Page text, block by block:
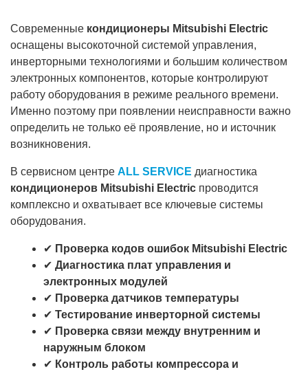
Современные кондиционеры Mitsubishi Electric
оснащены высокоточной системой управления,
инверторными технологиями и большим количеством
электронных компонентов, которые контролируют
работу оборудования в режиме реального времени.
Именно поэтому при появлении неисправности важно
определить не только её проявление, но и источник
возникновения.
В сервисном центре ALL SERVICE диагностика
кондиционеров Mitsubishi Electric проводится
комплексно и охватывает все ключевые системы
оборудования.
✔ Проверка кодов ошибок Mitsubishi Electric
✔ Диагностика плат управления и
электронных модулей
✔ Проверка датчиков температуры
✔ Тестирование инверторной системы
✔ Проверка связи между внутренним и
наружным блоком
✔ Контроль работы компрессора и